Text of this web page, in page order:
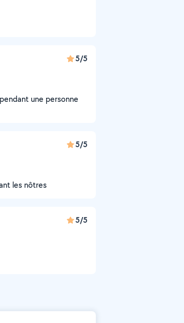
5/5
une personne
5/5
les nôtres
5/5